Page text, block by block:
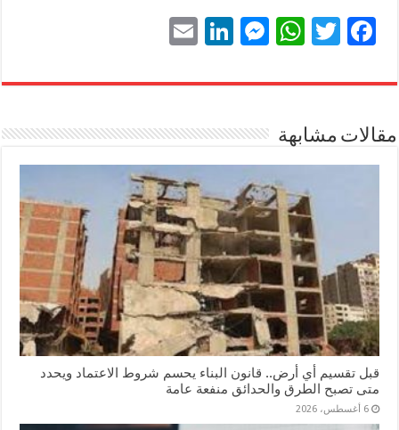
Fa
bo
T
tte
W
ts
pp
M
se
er
Li
ed
ail
مقالات مشابهة
قبل تقسيم أي أرض.. قانون البناء يحسم شروط الاعتماد ويحدد
متى تصبح الطرق والحدائق منفعة عامة
6 أغسطس، 2026